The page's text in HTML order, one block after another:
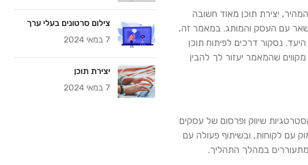
יצירת תוכן מאוד חשובה
עם העסק והמותג. במאמר זה,
נסקור דרכים לפיתוח תוכן
שהמאמר יעזור לך להבין
שיווק ופרסום של עסקים
עם לקוחות, ובשיתוף פעולה עם
במהלך התהליך.
צילום סרטונים בעלי ערך
7 במאי 2024
יצירת תוכן
7 במאי 2024